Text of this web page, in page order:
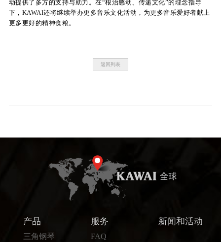
动提供了多方的支持与助力。在“根治感动、传递文化”的理念指导
下，KAWAI还将继续举办更多音乐文化活动，为更多音乐爱好者献上
更多更好的精神食粮。
返回列表
产品
三角钢琴
服务
FAQ
新闻和活动